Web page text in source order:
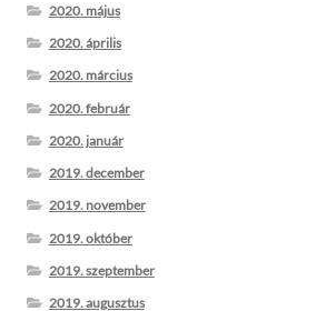
2020. május
2020. április
2020. március
2020. február
2020. január
2019. december
2019. november
2019. október
2019. szeptember
2019. augusztus